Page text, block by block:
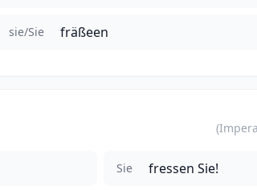
sie/Sie fräßeen
Sie fressen Sie!